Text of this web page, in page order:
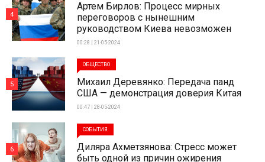
Артем Бирлов: Процесс мирных
переговоров с нынешним
руководством Киева невозможен
00:28 | 21-05-2024
4
ОБЩЕСТВО
Михаил Деревянко: Передача панд
США — демонстрация доверия Китая
00:47 | 28-05-2024
5
СОБЫТИЯ
Диляра Ахметзянова: Стресс может
быть одной из причин ожирения
6